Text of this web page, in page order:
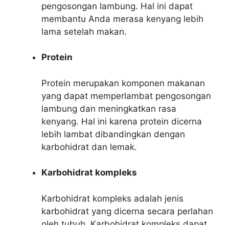
pengosongan lambung. Hal ini dapat
membantu Anda merasa kenyang lebih
lama setelah makan.
Protein
Protein merupakan komponen makanan
yang dapat memperlambat pengosongan
lambung dan meningkatkan rasa
kenyang. Hal ini karena protein dicerna
lebih lambat dibandingkan dengan
karbohidrat dan lemak.
Karbohidrat kompleks
Karbohidrat kompleks adalah jenis
karbohidrat yang dicerna secara perlahan